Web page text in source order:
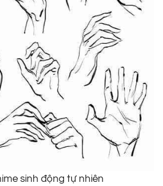
sinh động tự nhiên